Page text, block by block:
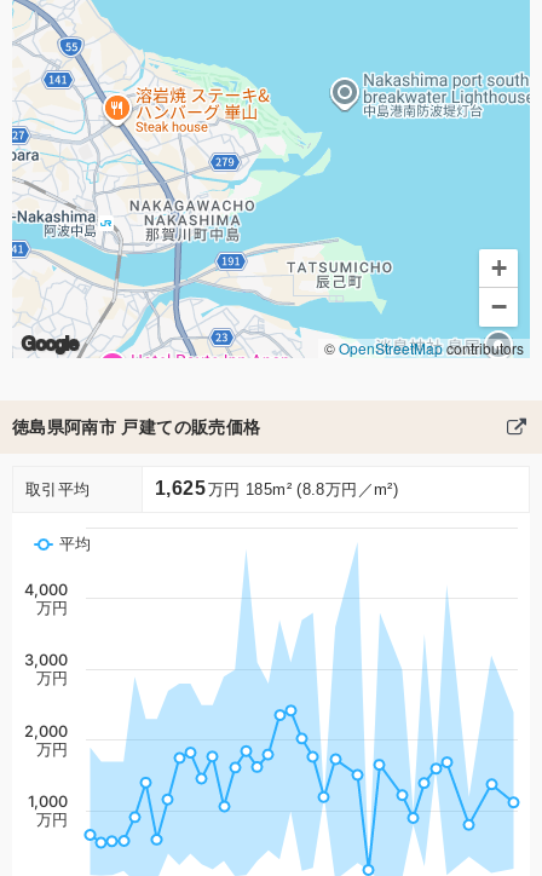
Google
+
−
©OpenStreetMapcontributors
徳島県阿南市 戸建ての販売価格
取引平均 1,625万円 185m² (8.8万円／m²)
平均
1,000
万円
2,000
万円
3,000
万円
4,000
万円